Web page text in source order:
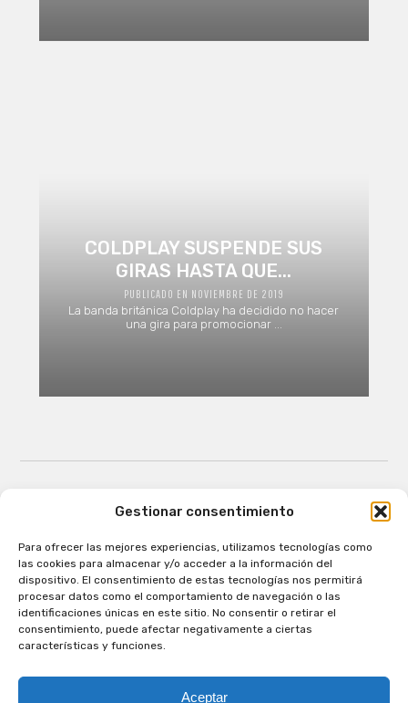
Gestionar consentimiento
Para ofrecer las mejores experiencias, utilizamos tecnologías como
las cookies para almacenar y/o acceder a la información del
dispositivo. El consentimiento de estas tecnologías nos permitirá
procesar datos como el comportamiento de navegación o las
identificaciones únicas en este sitio. No consentir o retirar el
consentimiento, puede afectar negativamente a ciertas
características y funciones.
Aceptar
COLDPLAY SUSPENDE SUS
GIRAS HASTA QUE...
PUBLICADO EN NOVIEMBRE DE 2019
La banda británica Coldplay ha decidido no hacer
una gira para promocionar ...
Patagual Radio Digital 2026 - Todos los derechos
reservados
la Radio de Verdad
Cobertura
Programación
Escríbenos